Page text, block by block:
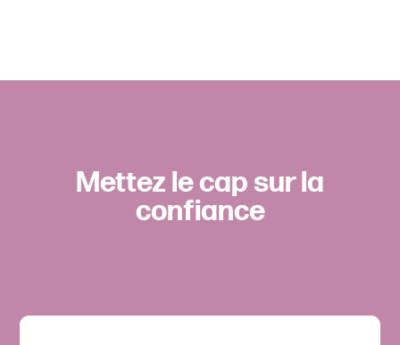
Mettez le cap sur la
confiance